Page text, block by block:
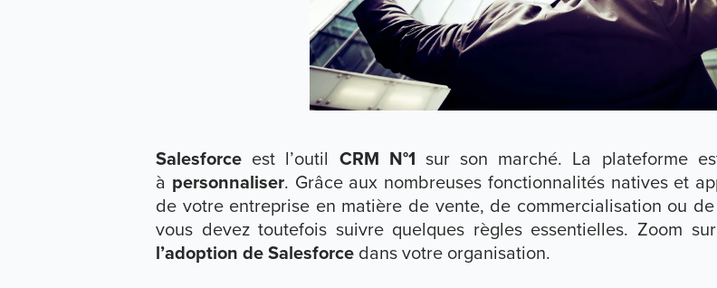
Salesforce est l’outil CRM N°1 sur son marché. La plateforme
à personnaliser. Grâce aux nombreuses fonctionnalités natives et
de votre entreprise en matière de vente, de commercialisation ou
vous devez toutefois suivre quelques règles essentielles. Zoom
l’adoption de Salesforce dans votre organisation.